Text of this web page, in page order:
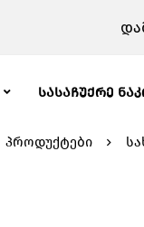
ᲡᲐᲡᲐᲩᲣᲥᲠᲔ
პროდუქტები